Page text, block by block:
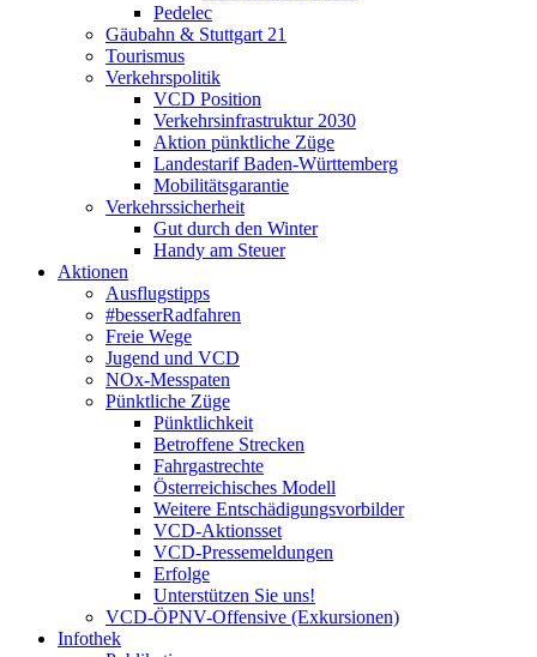
Pedelec
Gäubahn & Stuttgart 21
Tourismus
Verkehrspolitik
VCD Position
Verkehrsinfrastruktur 2030
Aktion pünktliche Züge
Landestarif Baden-Württemberg
Mobilitätsgarantie
Verkehrssicherheit
Gut durch den Winter
Handy am Steuer
Aktionen
Ausflugstipps
#besserRadfahren
Freie Wege
Jugend und VCD
NOx-Messpaten
Pünktliche Züge
Pünktlichkeit
Betroffene Strecken
Fahrgastrechte
Österreichisches Modell
Weitere Entschädigungsvorbilder
VCD-Aktionsset
VCD-Pressemeldungen
Erfolge
Unterstützen Sie uns!
VCD-ÖPNV-Offensive (Exkursionen)
Infothek